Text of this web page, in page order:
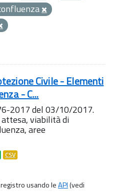
Civile - Elementi
- C...
2017 del 03/10/2017.
attesa, viabilità di
aree
CSV
usando leAPI(vedi